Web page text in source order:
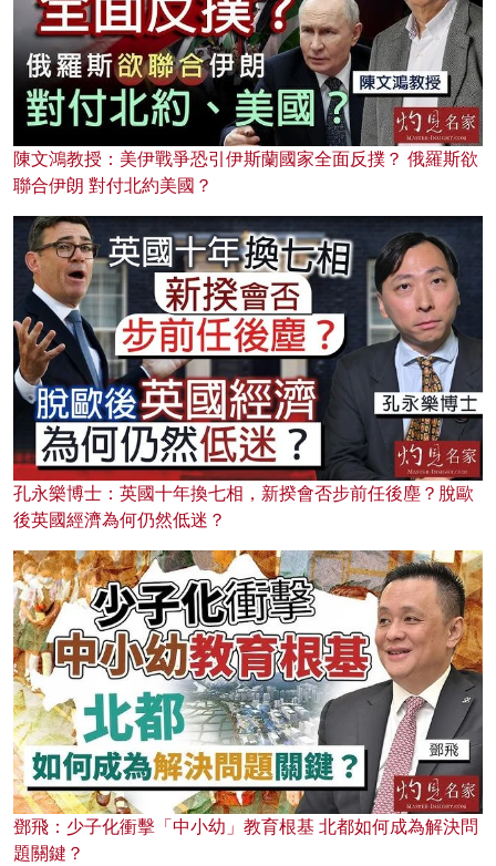
陳文鴻教授：美伊戰爭恐引伊斯蘭國家全面反撲？ 俄羅斯欲
聯合伊朗 對付北約美國？
孔永樂博士：英國十年換七相，新揆會否步前任後塵？脫歐
後英國經濟為何仍然低迷？
鄧飛：少子化衝擊「中小幼」教育根基 北都如何成為解決問
題關鍵？